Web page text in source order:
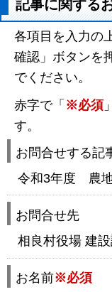
記事に関する
各項目を入力の
確認」ボタンを
でください。
赤字で「 ※必須
す。
お問合せする記
令和3年度 農
お問合せ先
相良村役場 建
お名前※必須